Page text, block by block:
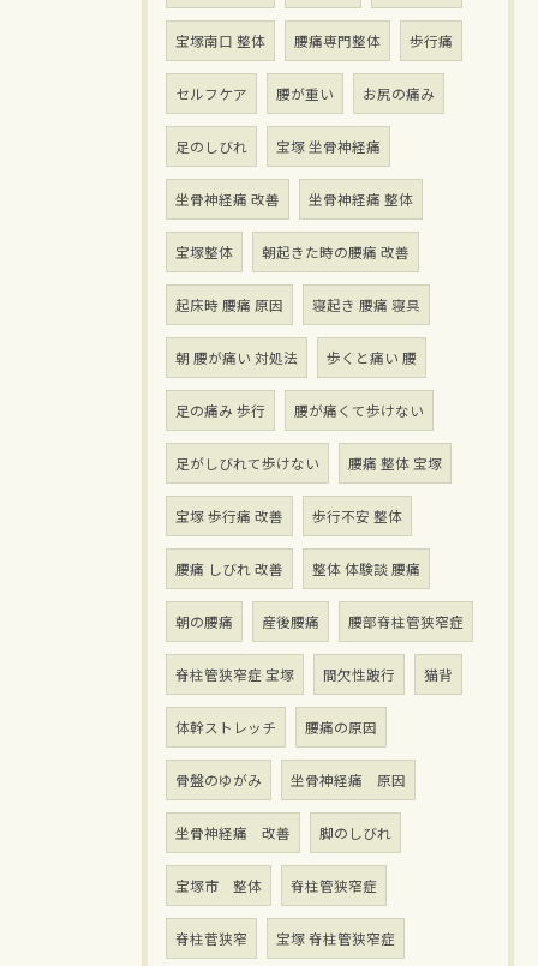
宝塚南口 整体 腰痛専門整体 歩行痛
セルフケア 腰が重い お尻の痛み
足のしびれ 宝塚 坐骨神経痛
坐骨神経痛 改善 坐骨神経痛 整体
宝塚整体 朝起きた時の腰痛 改善
起床時 腰痛 原因 寝起き 腰痛 寝具
朝 腰が痛い 対処法 歩くと痛い 腰
足の痛み 歩行 腰が痛くて歩けない
足がしびれて歩けない 腰痛 整体 宝塚
宝塚 歩行痛 改善 歩行不安 整体
腰痛 しびれ 改善 整体 体験談 腰痛
朝の腰痛 産後腰痛 腰部脊柱管狭窄症
脊柱管狭窄症 宝塚 間欠性跛行 猫背
体幹ストレッチ 腰痛の原因
骨盤のゆがみ 坐骨神経痛 原因
坐骨神経痛 改善 脚のしびれ
宝塚市 整体 脊柱管狭窄症
脊柱菅狭窄 宝塚 脊柱管狭窄症